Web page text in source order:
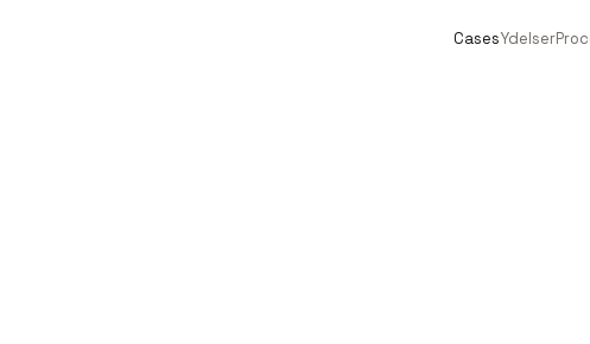
CasesYdelser